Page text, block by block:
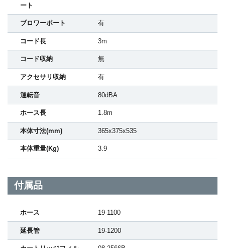
ート
ブロワーポート 有
コード長 3m
コード収納 無
アクセサリ収納 有
運転音 80dBA
ホース長 1.8m
本体寸法(mm) 365x375x535
本体重量(Kg) 3.9
付属品
ホース 19-1100
延長管 19-1200